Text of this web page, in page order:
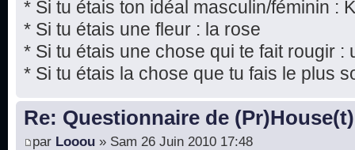
* Si tu étais ton idéal masculin/féminin :
* Si tu étais une fleur : la rose
* Si tu étais une chose qui te fait rougir :
* Si tu étais la chose que tu fais le plus
Re: Questionnaire de (Pr)House(t)
par Looou » Sam 26 Juin 2010 17:48